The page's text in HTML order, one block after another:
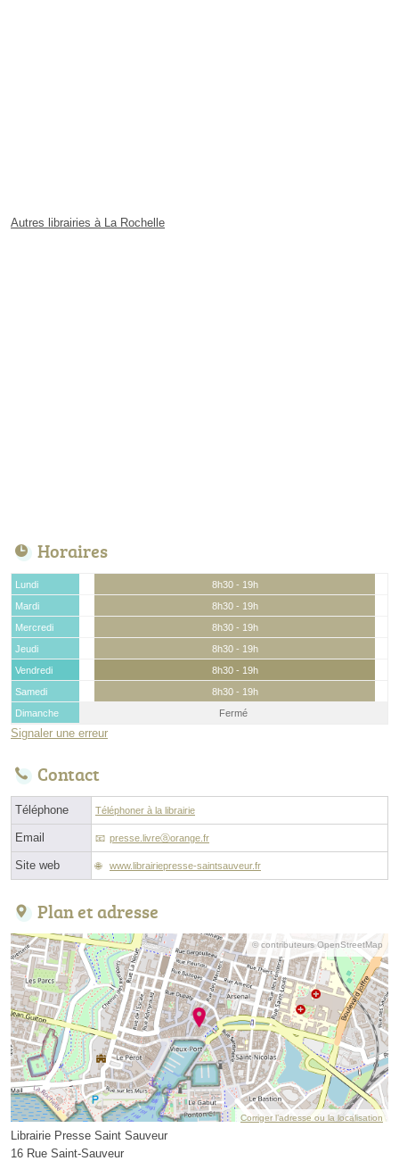
Autres librairies à La Rochelle
Horaires
Lundi
8h30 - 19h
Mardi
8h30 - 19h
Mercredi
8h30 - 19h
Jeudi
8h30 - 19h
Vendredi
8h30 - 19h
Samedi
8h30 - 19h
Dimanche
Fermé
Signaler une erreur
Contact
Téléphone Téléphoner à la librairie
Email presse.livreⓐorange.fr
Site web www.librairiepresse-saintsauveur.fr
Plan et adresse
© contributeurs OpenStreetMap
Corriger l’adresse ou la localisation
Librairie Presse Saint Sauveur
16 Rue Saint-Sauveur